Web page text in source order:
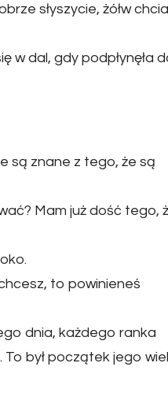
słyszycie, żółw
w dal, gdy podpłynęła
są znane z tego, że są
Mam już dość tego,
to powinieneś
dnia, każdego ranka
To był początek jego